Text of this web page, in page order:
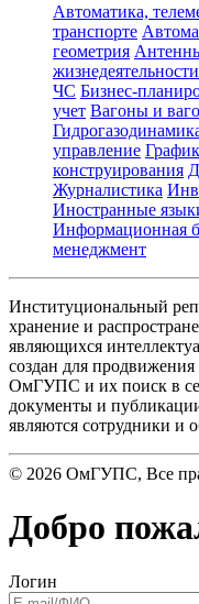
Автоматика,
транспорте
геометрия
жизнедеятельности
ЧС Бизнес-
учет Вагоны и
управление
конструирования
Журналистика
Иностранные
Информационная
менеджмент
Институциональный
хранение и
являющихся
создан для продвижения
ОмГУПС и их поиск в
документы и
являются сотрудники
© 2026 ОмГУПС, Все
Добро
Логин